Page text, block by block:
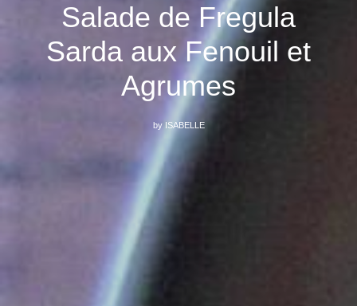
Salade de Fregula
Sarda aux Fenouil et
Agrumes
by ISABELLE